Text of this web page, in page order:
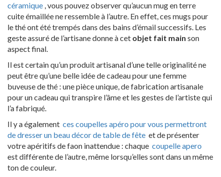
céramique , vous pouvez observer qu’aucun mug en terre
cuite émaillée ne ressemble à l’autre. En effet, ces mugs pour
le thé ont été trempés dans des bains d’émail successifs. Les
geste assuré de l’artisane donne à cet objet fait main son
aspect final.
Il est certain qu’un produit artisanal d’une telle originalité ne
peut être qu’une belle idée de cadeau pour une femme
buveuse de thé : une pièce unique, de fabrication artisanale
pour un cadeau qui transpire l’âme et les gestes de l’artiste qui
l’a fabriqué.
Il y a également ces coupelles apéro pour vous permettront
de dresser un beau décor de table de fête et de présenter
votre apéritifs de faon inattendue : chaque coupelle apero
est différente de l’autre, même lorsqu’elles sont dans un même
ton de couleur.